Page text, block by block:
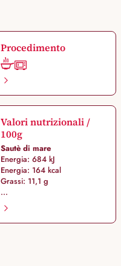
Procedimento
Valori nutrizionali /
100g
Sautè di mare
Energia: 684 kJ
Energia: 164 kcal
Grassi: 11,1 g
...